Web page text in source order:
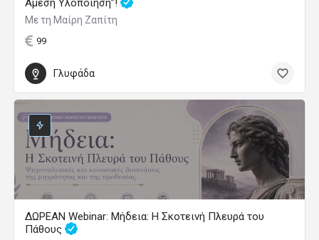
Άμεση Υλοποίηση”!
Με τη Μαίρη Ζαπίτη
99
Γλυφάδα
ΔΩΡΕΑΝ Webinar: Μήδεια: Η Σκοτεινή Πλευρά του
Πάθους